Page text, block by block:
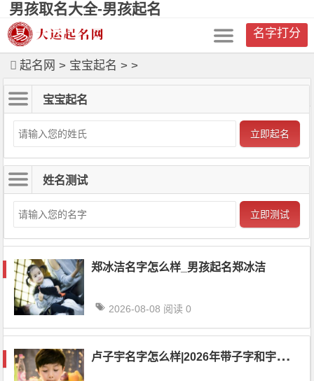
男孩取名大全-男孩起名
名字打分
起名网 > 宝宝起名 >>
宝宝起名
立即起名
姓名测试
立即测试
郑冰洁名字怎么样_男孩起名郑冰洁
2026-08-08 阅读 0
卢
子宇名字怎么样|2026年带子字和宇字名字精选1118个